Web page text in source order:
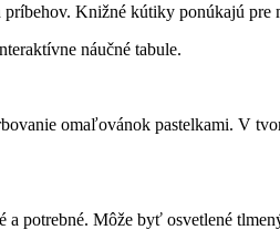
Knižné kútiky ponúkajú
náučné tabule.
omaľovánok pastelkami. V
potrebné. Môže byť osvetlené